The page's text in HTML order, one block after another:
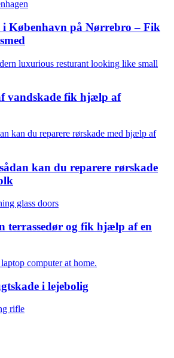
i København på Nørrebro – Fik
vandskade fik hjælp af
kan du reparere rørskade
terrassedør og fik hjælp af en
i lejebolig